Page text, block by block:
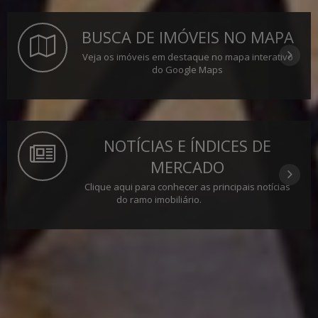
BUSCA DE IMÓVEIS NO MAPA
Veja os imóveis em destaque no mapa interativo
do Google Maps
NOTÍCIAS E ÍNDICES DE
MERCADO
Clique aqui para conhecer as principais notícias
do ramo imobiliário.